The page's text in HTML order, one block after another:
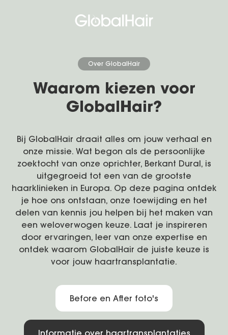
Over GlobalHair
Waarom kiezen voor
GlobalHair?
Bij GlobalHair draait alles om jouw verhaal en
onze missie. Wat begon als de persoonlijke
zoektocht van onze oprichter, Berkant Dural, is
uitgegroeid tot een van de grootste
haarklinieken in Europa. Op deze pagina ontdek
je hoe ons ontstaan, onze toewijding en het
delen van kennis jou helpen bij het maken van
een weloverwogen keuze. Laat je inspireren
door ervaringen, leer van onze expertise en
ontdek waarom GlobalHair de juiste keuze is
voor jouw haartransplantatie.
Before en After foto's